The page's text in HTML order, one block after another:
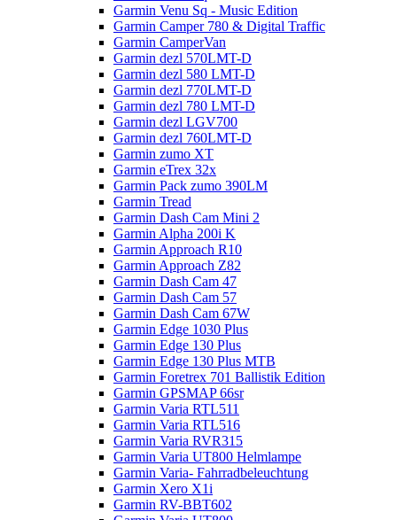
Garmin Venu Sq - Music Edition
Garmin Camper 780 & Digital Traffic
Garmin CamperVan
Garmin dezl 570LMT-D
Garmin dezl 580 LMT-D
Garmin dezl 770LMT-D
Garmin dezl 780 LMT-D
Garmin dezl LGV700
Garmin dezl 760LMT-D
Garmin zumo XT
Garmin eTrex 32x
Garmin Pack zumo 390LM
Garmin Tread
Garmin Dash Cam Mini 2
Garmin Alpha 200i K
Garmin Approach R10
Garmin Approach Z82
Garmin Dash Cam 47
Garmin Dash Cam 57
Garmin Dash Cam 67W
Garmin Edge 1030 Plus
Garmin Edge 130 Plus
Garmin Edge 130 Plus MTB
Garmin Foretrex 701 Ballistik Edition
Garmin GPSMAP 66sr
Garmin Varia RTL511
Garmin Varia RTL516
Garmin Varia RVR315
Garmin Varia UT800 Helmlampe
Garmin Varia- Fahrradbeleuchtung
Garmin Xero X1i
Garmin RV-BBT602